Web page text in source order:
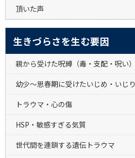
頂いた声
生きづらさを生む要因
親から受けた呪縛（毒・支配・呪い）
幼少～思春期に受けたいじめ・いじり
トラウマ・心の傷
HSP・敏感すぎる気質
世代間を連鎖する遺伝トラウマ